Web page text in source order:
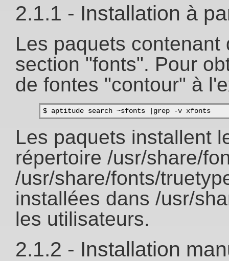
2.1.1 - Installation à
Les paquets
section "fonts". Pour
de fontes "contour" à
$ aptitude search ~sfonts |grep -v xfonts
Les paquets installent
répertoire /usr/share/
/usr/share/fonts/
installées dans /usr/
les utilisateurs.
2.1.2 - Installation